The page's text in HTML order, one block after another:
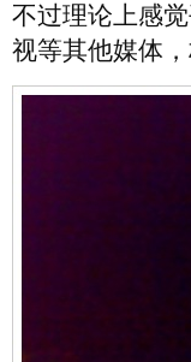
不过理论上感
视等其他媒体